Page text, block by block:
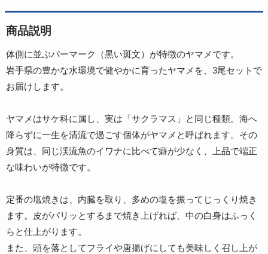
商品説明
体側に並ぶパーマーク（黒い斑文）が特徴のヤマメです。
岩手県の豊かな水環境で健やかに育ったヤマメを、3尾セットで
お届けします。
ヤマメはサケ科に属し、実は「サクラマス」と同じ種類。海へ
降らずに一生を清流で過ごす個体がヤマメと呼ばれます。その
身質は、同じ渓流魚のイワナに比べて癖が少なく、上品で端正
な味わいが特徴です。
定番の塩焼きは、内臓を取り、多めの塩を振ってじっくり焼き
ます。皮がパリッとするまで焼き上げれば、中の白身はふっく
らと仕上がります。
また、頭を落としてフライや唐揚げにしても美味しく召し上が